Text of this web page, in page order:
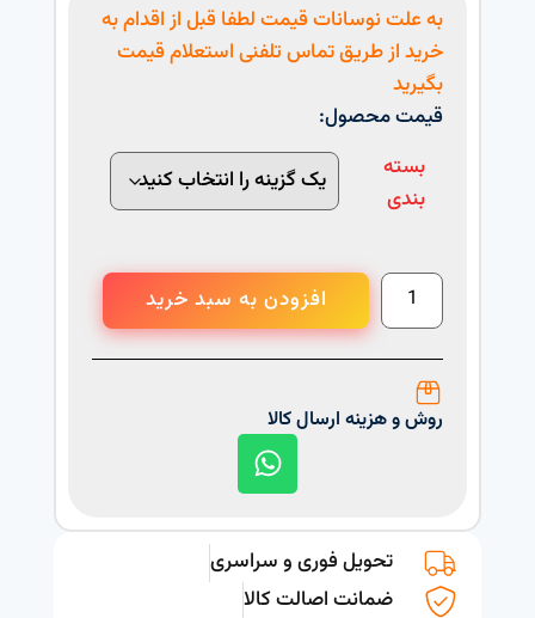
به علت نوسانات قیمت لطفا قبل از اقدام به
خرید از طریق تماس تلفنی استعلام قیمت
بگیرید
قیمت محصول:
بسته
بندی
افزودن به سبد خرید
روش و هزینه ارسال کالا
تحویل فوری و سراسری
ضمانت اصالت کالا